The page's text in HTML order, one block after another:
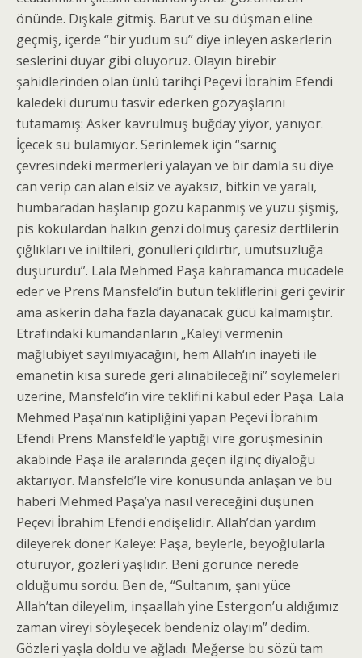
önünde. Dışkale gitmiş. Barut ve su düşman eline
geçmiş, içerde “bir yudum su” diye inleyen askerlerin
seslerini duyar gibi oluyoruz. Olayın birebir
şahidlerinden olan ünlü tarihçi Peçevi İbrahim Efendi
kaledeki durumu tasvir ederken gözyaşlarını
tutamamış: Asker kavrulmuş buğday yiyor, yanıyor.
İçecek su bulamıyor. Serinlemek için “sarnıç
çevresindeki mermerleri yalayan ve bir damla su diye
can verip can alan elsiz ve ayaksız, bitkin ve yaralı,
humbaradan haşlanıp gözü kapanmış ve yüzü şişmiş,
pis kokulardan halkın genzi dolmuş çaresiz dertlilerin
çığlıkları ve iniltileri, gönülleri çıldırtır, umutsuzluğa
düşürürdü”. Lala Mehmed Paşa kahramanca mücadele
eder ve Prens Mansfeld’in bütün tekliflerini geri çevirir
ama askerin daha fazla dayanacak gücü kalmamıştır.
Etrafındaki kumandanların „Kaleyi vermenin
mağlubiyet sayılmıyacağını, hem Allah‘ın inayeti ile
emanetin kısa sürede geri alınabileceğini” söylemeleri
üzerine, Mansfeld’in vire teklifini kabul eder Paşa. Lala
Mehmed Paşa’nın katipliğini yapan Peçevi İbrahim
Efendi Prens Mansfeld’le yaptığı vire görüşmesinin
akabinde Paşa ile aralarında geçen ilginç diyaloğu
aktarıyor. Mansfeld’le vire konusunda anlaşan ve bu
haberi Mehmed Paşa’ya nasıl vereceğini düşünen
Peçevi İbrahim Efendi endişelidir. Allah’dan yardım
dileyerek döner Kaleye: Paşa, beylerle, beyoğlularla
oturuyor, gözleri yaşlıdır. Beni görünce nerede
olduğumu sordu. Ben de, “Sultanım, şanı yüce
Allah’tan dileyelim, inşaallah yine Estergon’u aldığımız
zaman vireyi söyleşecek bendeniz olayım” dedim.
Gözleri yaşla doldu ve ağladı. Meğerse bu sözü tam